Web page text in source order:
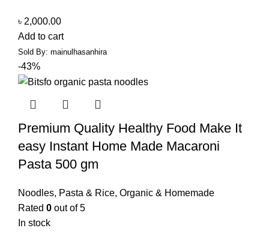
৳ 2,000.00
Add to cart
Sold By: mainulhasanhira
-43%
Premium Quality Healthy Food Make It
easy Instant Home Made Macaroni
Pasta 500 gm
Noodles, Pasta & Rice, Organic & Homemade
Rated 0 out of 5
In stock